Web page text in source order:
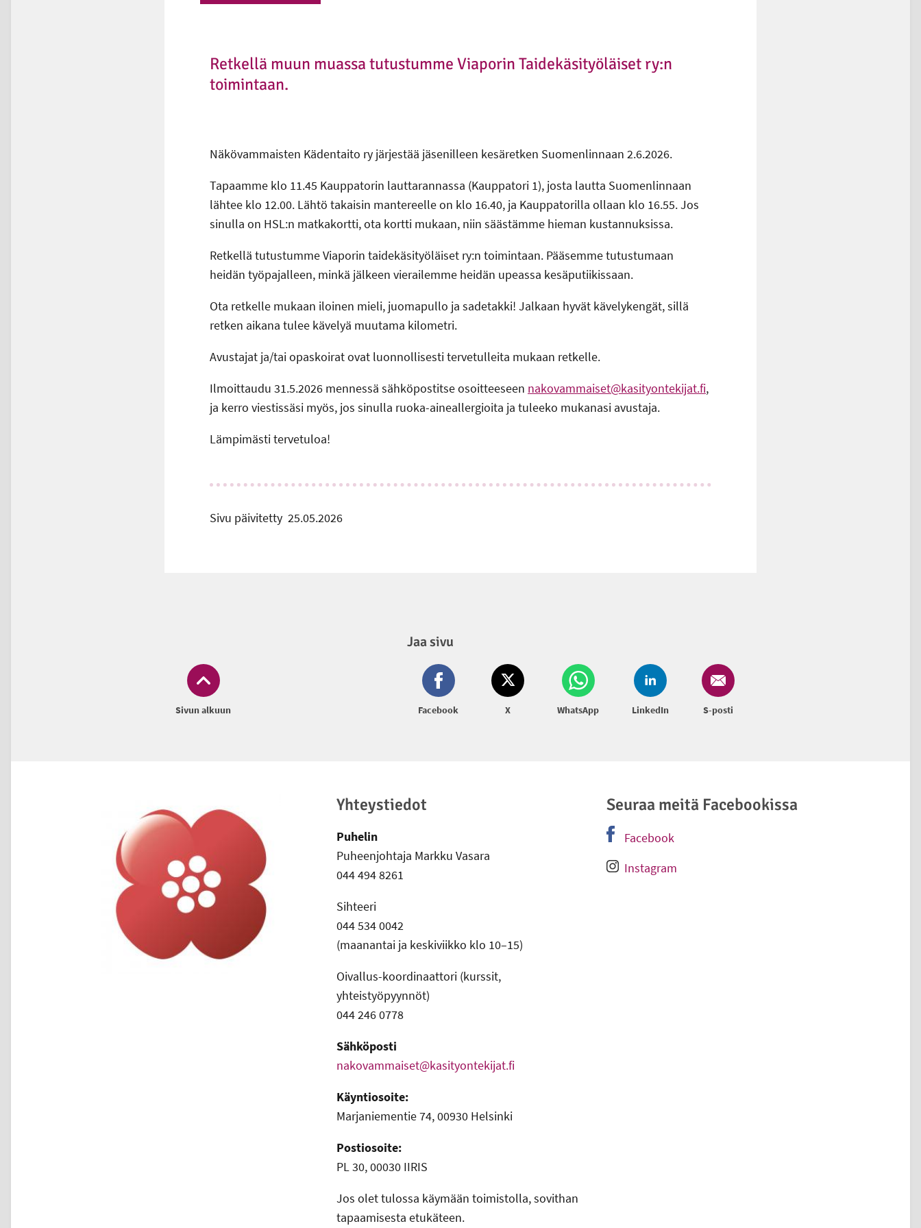
Retkellä muun muassa tutustumme Viaporin Taidekäsityöläiset ry:n
toimintaan.
Näkövammaisten Kädentaito ry järjestää jäsenilleen kesäretken Suomenlinnaan 2.6.2026.
Tapaamme klo 11.45 Kauppatorin lauttarannassa (Kauppatori 1), josta lautta Suomenlinnaan
lähtee klo 12.00. Lähtö takaisin mantereelle on klo 16.40, ja Kauppatorilla ollaan klo 16.55. Jos
sinulla on HSL:n matkakortti, ota kortti mukaan, niin säästämme hieman kustannuksissa.
Retkellä tutustumme Viaporin taidekäsityöläiset ry:n toimintaan. Pääsemme tutustumaan
heidän työpajalleen, minkä jälkeen vierailemme heidän upeassa kesäputiikissaan.
Ota retkelle mukaan iloinen mieli, juomapullo ja sadetakki! Jalkaan hyvät kävelykengät, sillä
retken aikana tulee kävelyä muutama kilometri.
Avustajat ja/tai opaskoirat ovat luonnollisesti tervetulleita mukaan retkelle.
Ilmoittaudu 31.5.2026 mennessä sähköpostitse osoitteeseen nakovammaiset@kasityontekijat.fi,
ja kerro viestissäsi myös, jos sinulla ruoka-aineallergioita ja tuleeko mukanasi avustaja.
Lämpimästi tervetuloa!
Sivu päivitetty 25.05.2026
Sivun alkuun
Jaa sivu
Facebook X WhatsApp LinkedIn S-posti
Alatunniste Yhteystiedot
Puhelin
Puheenjohtaja Markku Vasara
044 494 8261
Sihteeri
044 534 0042
(maanantai ja keskiviikko klo 10–15)
Oivallus-koordinaattori (kurssit,
yhteistyöpyynnöt)
044 246 0778
Sähköposti
nakovammaiset@kasityontekijat.fi
Käyntiosoite:
Marjaniementie 74, 00930 Helsinki
Postiosoite:
PL 30, 00030 IIRIS
Jos olet tulossa käymään toimistolla, sovithan
tapaamisesta etukäteen.
Seuraa meitä Facebookissa
Facebook
-Ulkoinen linkki
Instagram